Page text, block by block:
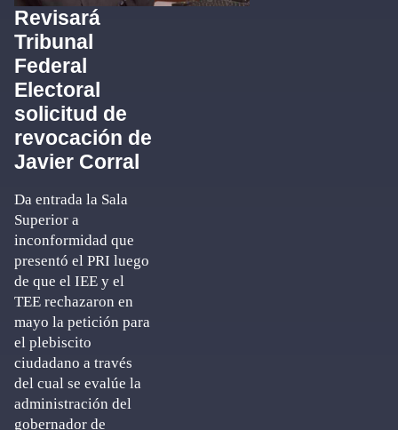
Revisará
Tribunal
Federal
Electoral
solicitud de
revocación de
Javier Corral
Da entrada la Sala
Superior a
inconformidad que
presentó el PRI luego
de que el IEE y el
TEE rechazaron en
mayo la petición para
el plebiscito
ciudadano a través
del cual se evalúe la
administración del
gobernador de